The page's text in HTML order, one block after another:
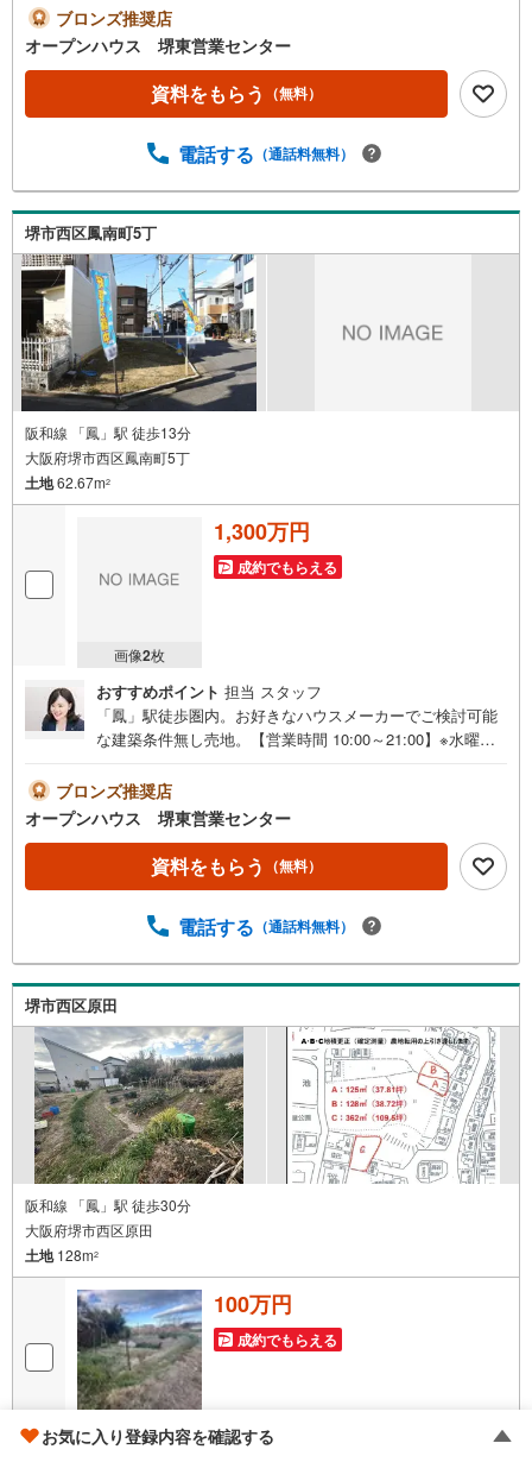
軽にご連絡ください！現地を見学される場合は「室内・現
地を見学する（無料）」ボタンよりご希望の日時をご記入
いただけますとスムーズにご案内が可能です。◎現地のご
案内について・平日や夜遅い時間帯もご案内が可能 ※定休
日を除く・経験豊富なスタッフが物件詳細を丁寧にご説明
で送迎します。・チャイルドシートのご用意ございます。
いう方も大歓迎です！年間8000棟以上の限定物件を発表し
ているオープンハウスだから出会える物件が多数ございま
す。ぜひお気軽にご連絡・ご相談ください！※限定物件:当
社のみ、もしくは当社を含めた数社でのみご紹介可能なオ
ープンハウス・ディベロップメントの物件
ブロンズ推奨店
オープンハウス 堺東営業センター
資料をもらう （無料）
電話する （通話料無料）
堺市西区鳳南町5丁
阪和線 「鳳」駅 徒歩13分
大阪府堺市西区鳳南町5丁
土地62.67m2
画像2枚
1,300万円
成約でもらえる
おすすめポイント 担当 スタッフ
「鳳」駅徒歩圏内。お好きなハウスメーカーでご検討可能
な建築条件無し売地。【営業時間 10:00～21:00】※水曜定
お気軽にご連絡ください！現地を見学される場合は「室
内・現地を見学する（無料）」ボタンよりご希望の日時を
ご記入いただけますとスムーズにご案内が可能です。◎現
地のご案内について・平日や夜遅い時間帯もご案内が可
能 ※定休日を除く・経験豊富なスタッフが物件詳細を丁寧
の場所まで送迎します。・チャイルドシートのご用意ござ
たいという方も大歓迎です！年間8000棟以上の限定物件を
発表しているオープンハウスだから出会える物件が多数ご
ざいます。ぜひお気軽にご連絡・ご相談ください！※限定物
件:当社のみ、もしくは当社を含めた数社でのみご紹介可能
なオープンハウス・ディベロップメントの物件
ブロンズ推奨店
オープンハウス 堺東営業センター
資料をもらう （無料）
電話する （通話料無料）
堺市西区原田
阪和線 「鳳」駅 徒歩30分
大阪府堺市西区原田
土地128m2
画像15枚
100万円
成約でもらえる
お気に入り登録内容を確認する